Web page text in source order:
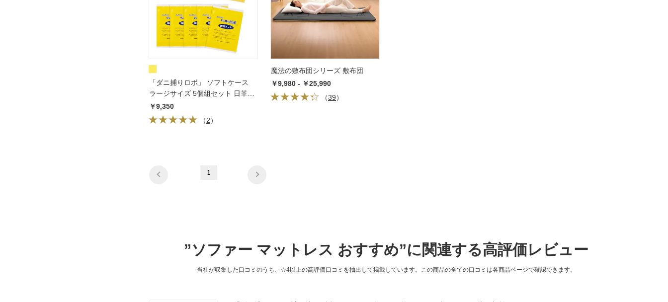
「ダニ捕りロボ」 ソフトケース
ラージサイズ 5個組セット 日革研
究所
￥9,350
（2）
魔法の敷布団シリーズ 敷布団
￥9,980 - ￥25,990
（39）
1
”ソファー マットレス おすすめ”に関連する高評価レビュー
当社が収集した口コミのうち、☆4以上の高評価口コミを抽出して掲載しています。この商品の全ての口コミは各商品ページで確認できます。